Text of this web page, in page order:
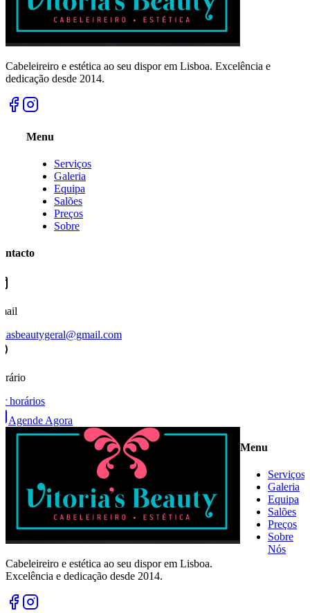
Cabeleireiro e estética ao seu dispor em Lisboa. Excelência e
dedicação desde 2014.
Menu
Serviços
Galeria
Equipa
Salões
Preços
Sobre
horários
Agende Agora
Cabeleireiro e estética ao seu dispor em Lisboa.
Excelência e dedicação desde 2014.
Menu
Serviços
Galeria
Equipa
Salões
Preços
Sobre
Nós